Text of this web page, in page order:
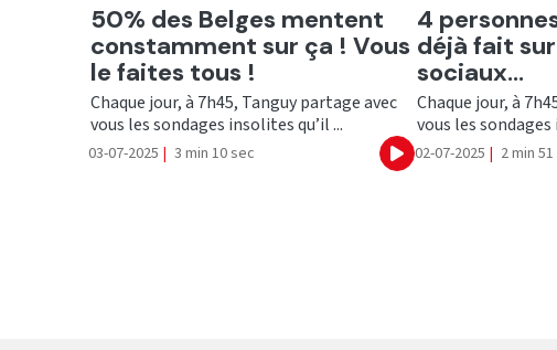
Ecouter
50% des Belges mentent
constamment sur ça ! Vous
le faites tous !
Chaque jour, à 7h45, Tanguy partage avec
vous les sondages insolites qu’il ...
03-07-2025 | 3 min 10 sec Ecouter
Ecouter
4
déjà fait
sociaux...
Chaque jour, à
vous les sondages
02-07-2025 | 2 min